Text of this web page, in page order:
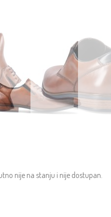
nije na stanju i nije dostupan.